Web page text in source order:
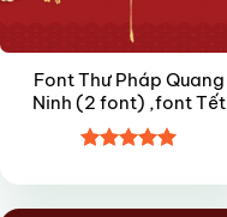
Font Thư Pháp Quang
Ninh (2 font) ,font Tết
hạng55
sao